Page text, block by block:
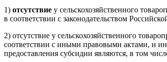
1) отсутствие у сельскохозяйственного
в соответствии с законодательством
2) отсутствие у сельскохозяйственного
соответствии с иными правовыми актами, и
предоставления субсидии являются, в том